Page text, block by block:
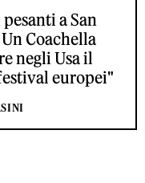
a San
Coachella
negli Usa il
europei"